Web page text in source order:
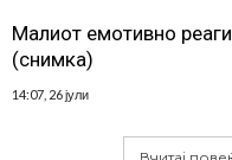
Малиот емотивно
(снимка)
14:07, 26 јули